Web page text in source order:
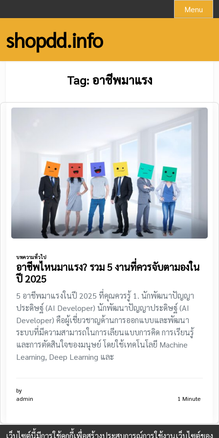
to
content
Menu
shopdd.info
Tag: อาชีพมาแรง
บทความทั่วไป
อาชีพไหนมาแรง? รวม 5 งานที่ควรจับตามองใน
ปี 2025
5 อาชีพมาแรงในปี 2025 ที่คุณควรรู้ 1. นักพัฒนาปัญญา
ประดิษฐ์ (AI Developer) นักพัฒนาปัญญาประดิษฐ์ (AI
Developer) คือผู้เชี่ยวชาญด้านการออกแบบและพัฒนา
ระบบที่มีความสามารถในการเลียนแบบการคิด การเรียนรู้
และการตัดสินใจของมนุษย์ โดยใช้เทคโนโลยี Machine
Learning, Deep Learning และ
by
admin
1 Minute
เว็บไซต์นี้มีการใช้คุกกี้เพื่อสร้างประสบการณ์การใช้งานเว็บไซต์ของ